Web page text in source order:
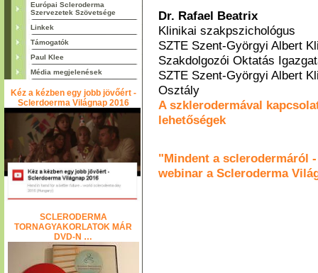
Európai Scleroderma
Szervezetek Szövetsége
Linkek
Támogatók
Paul Klee
Média megjelenések
Kéz a kézben egy jobb jövőért -
Sclerdoerma Világnap 2016
SCLERODERMA
TORNAGYAKORLATOK MÁR
DVD-N …
Dr. Rafael Beatrix
Klinikai szakpszichológus
SZTE Szent-Györgyi Albert
Szakdolgozói Oktatás
SZTE Szent-Györgyi Albert
Osztály
A szklerodermával
lehetőségek
"Mindent a sclerodermáról
webinar a Scleroderma